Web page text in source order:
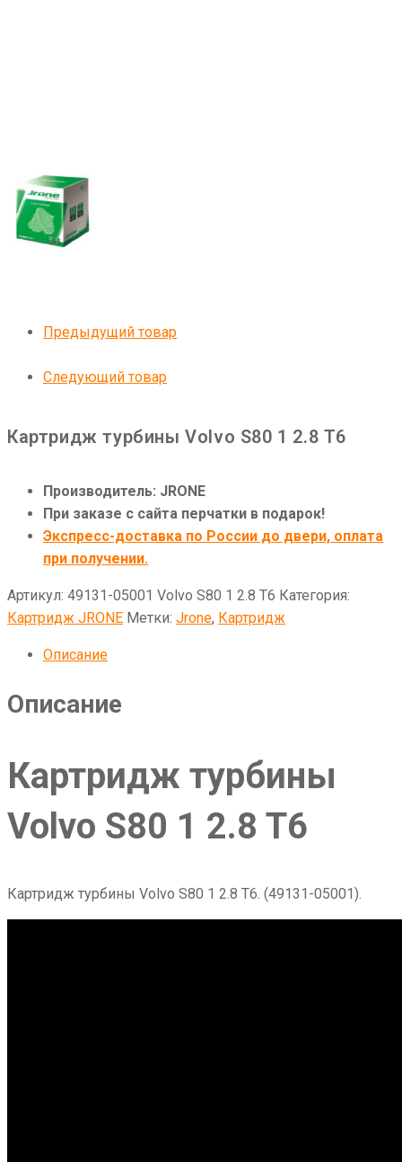
Предыдущий товар
Следующий товар
Картридж турбины Volvo S80 1 2.8 T6
Производитель: JRONE
При заказе с сайта перчатки в подарок!
Экспресс-доставка по России до двери, оплата
при получении.
Артикул: 49131-05001 Volvo S80 1 2.8 T6 Категория:
Картридж JRONE Метки: Jrone, Картридж
Описание
Описание
Картридж турбины
Volvo S80 1 2.8 T6
Картридж турбины Volvo S80 1 2.8 T6. (49131-05001).